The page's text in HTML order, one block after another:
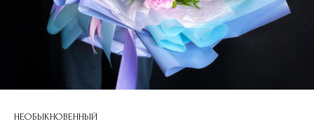
НЕОБЫКНОВЕННЫЙ